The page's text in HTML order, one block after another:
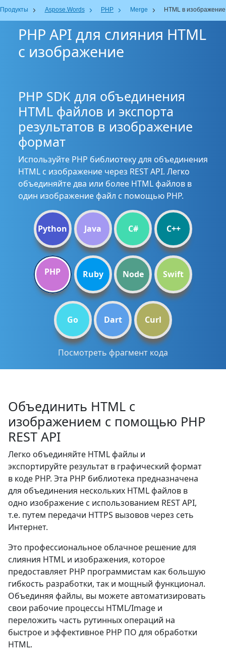
Продукты Aspose.Words PHP Merge HTML в изображение
PHP API для слияния HTML
с изображение
PHP SDK для объединения
HTML файлов и экспорта
результатов в изображение
формат
Используйте PHP библиотеку для объединения
HTML с изображение через REST API. Легко
объединяйте два или более HTML файлов в
один изображение файл с помощью PHP.
Python Java C# C++
PHP Ruby Node Swift
Go Dart Curl
Посмотреть фрагмент кода
Объединить HTML с
изображением с помощью PHP
REST API
Легко объединяйте HTML файлы и
экспортируйте результат в графический формат
в коде PHP. Эта PHP библиотека предназначена
для объединения нескольких HTML файлов в
одно изображение с использованием REST API,
т.е. путем передачи HTTPS вызовов через сеть
Интернет.
Это профессиональное облачное решение для
слияния HTML и изображения, которое
предоставляет PHP программистам как большую
гибкость разработки, так и мощный функционал.
Объединяя файлы, вы можете автоматизировать
свои рабочие процессы HTML/Image и
переложить часть рутинных операций на
быстрое и эффективное PHP ПО для обработки
HTML.